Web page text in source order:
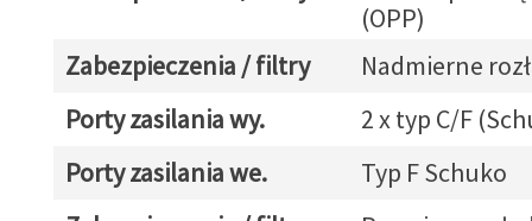
(OPP)
Zabezpieczenia / filtry
Nadmierne
Porty zasilania wy.
2 x typ C/F
Porty zasilania we.
Typ F Schuko